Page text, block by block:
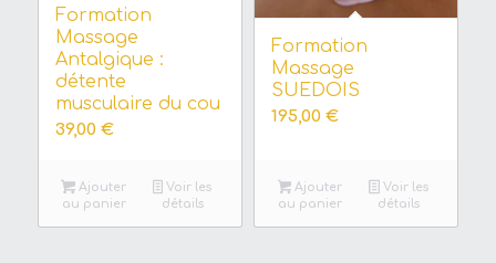
Formation
Massage
Antalgique :
détente
musculaire du cou
39,00 €
Ajouter
au panier
Voir les
détails
Formation
Massage
SUEDOIS
195,00 €
Ajouter
au panier
Voir les
détails